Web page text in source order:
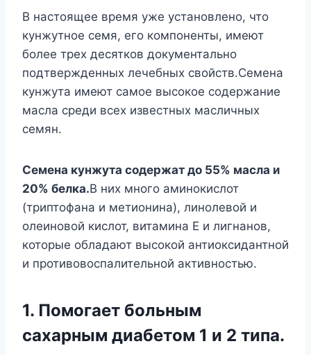
В настоящее время уже установлено, что
кунжутное семя, его компоненты, имеют
более трех десятков документально
подтвержденных лечебных свойств.Семена
кунжута имеют самое высокое содержание
масла среди всех известных масличных
семян.
Семена кунжута содержат до 55% масла и
20% белка.В них много аминокислот
(триптофана и метионина), линолевой и
олеиновой кислот, витамина Е и лигнанов,
которые обладают высокой антиоксидантной
и противовоспалительной активностью.
1. Помогает больным
сахарным диабетом 1 и 2 типа.